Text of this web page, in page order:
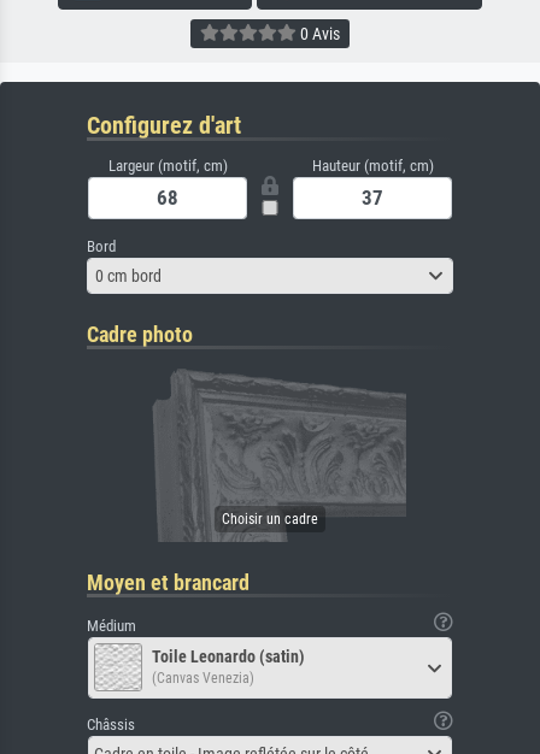
0 Avis
Configurez d'art
Largeur (motif, cm) Hauteur (motif, cm)
Bord
0 cm bord
Cadre photo
Moyen et brancard
Médium
Toile Leonardo (satin)
(Canvas Venezia)
Châssis